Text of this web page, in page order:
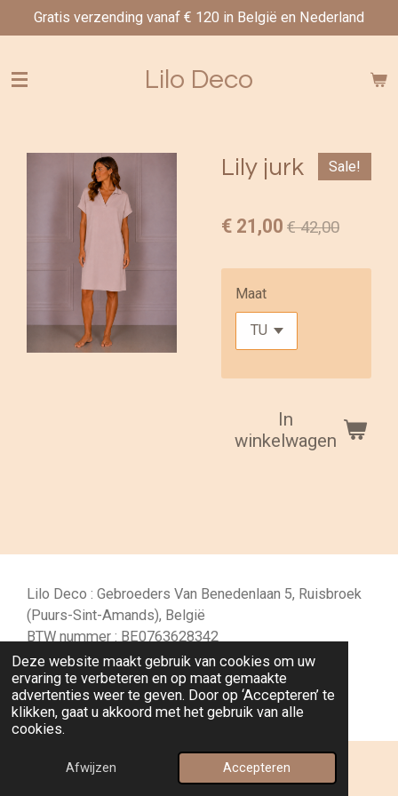
Deze website maakt gebruik van cookies om uw
ervaring te verbeteren en op maat gemaakte
advertenties weer te geven. Door op ‘Accepteren’ te
klikken, gaat u akkoord met het gebruik van alle
cookies.
Afwijzen Accepteren
direct
de
Gratis verzending vanaf € 120 in België en Nederland
Lilo Deco
Lily jurk Sale!
€ 21,00 € 42,00
Maat
In
winkelwagen
Lilo Deco : Gebroeders Van Benedenlaan 5, Ruisbroek
(Puurs-Sint-Amands), België
BTW nummer : BE0763628342
IBAN (rekeningnummer) : BE49 1030 9150 2971
© 2024 - 2026 Lilo Deco
Powered by JouwWeb